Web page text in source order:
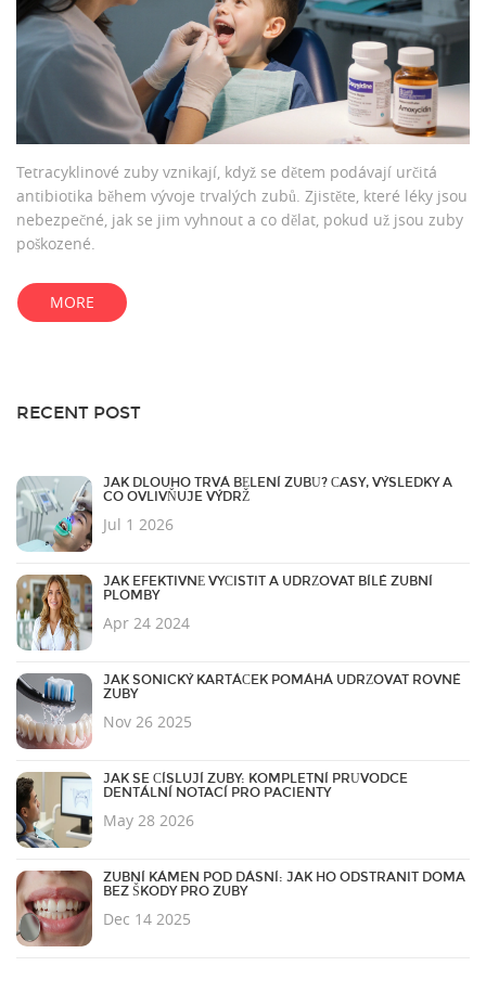
Tetracyklinové zuby vznikají, když se dětem podávají určitá
antibiotika během vývoje trvalých zubů. Zjistěte, které léky jsou
nebezpečné, jak se jim vyhnout a co dělat, pokud už jsou zuby
poškozené.
MORE
RECENT POST
JAK DLOUHO TRVÁ BĚLENÍ ZUBŮ? ČASY, VÝSLEDKY A
CO OVLIVŇUJE VÝDRŽ
Jul 1 2026
JAK EFEKTIVNĚ VYČISTIT A UDRŽOVAT BÍLÉ ZUBNÍ
PLOMBY
Apr 24 2024
JAK SONICKÝ KARTÁČEK POMÁHÁ UDRŽOVAT ROVNÉ
ZUBY
Nov 26 2025
JAK SE ČÍSLUJÍ ZUBY: KOMPLETNÍ PRŮVODCE
DENTÁLNÍ NOTACÍ PRO PACIENTY
May 28 2026
ZUBNÍ KÁMEN POD DÁSNÍ: JAK HO ODSTRANIT DOMA
BEZ ŠKODY PRO ZUBY
Dec 14 2025